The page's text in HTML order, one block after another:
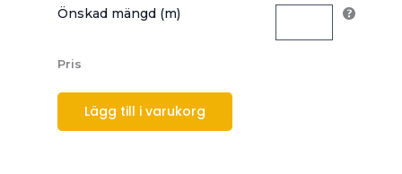
Önskad mängd (m)
Pris
Lägg till i varukorg